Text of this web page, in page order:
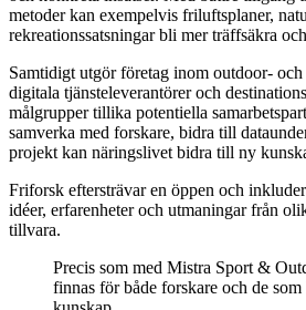
metoder kan exempelvis friluftsplaner,
rekreationssatsningar bli mer träffsäkra
Samtidigt utgör företag inom outdoor-
digitala tjänsteleverantörer och
målgrupper tillika potentiella
samverka med forskare, bidra till
projekt kan näringslivet bidra till ny
Friforsk eftersträvar en öppen och
idéer, erfarenheter och utmaningar från
tillvara.
Precis som med Mistra Sport &
finnas för både forskare och de